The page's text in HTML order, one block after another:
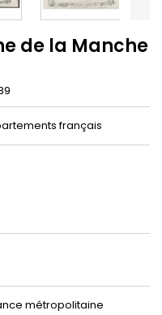
de la Manche
français
métropolitaine